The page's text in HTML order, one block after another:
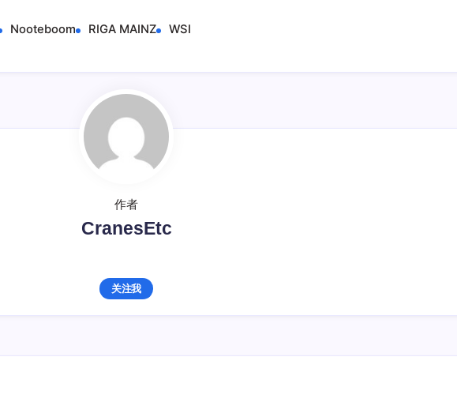
Nooteboom RIGA MAINZ WSI
作者
CranesEtc
关注我